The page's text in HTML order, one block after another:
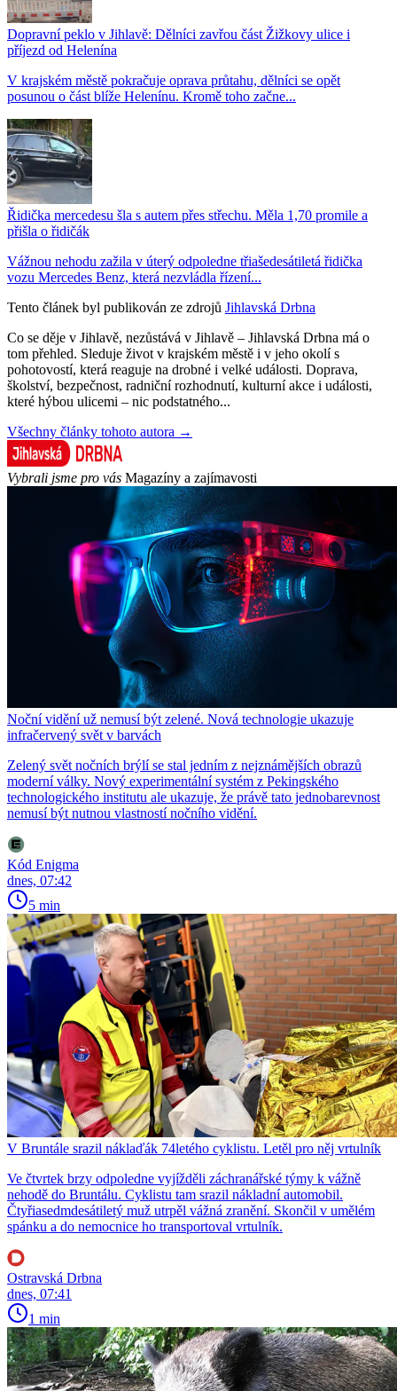
Dopravní peklo v Jihlavě: Dělníci zavřou část Žižkovy ulice i
příjezd od Helenína
V krajském městě pokračuje oprava průtahu, dělníci se opět
posunou o část blíže Helenínu. Kromě toho začne...
Řidička mercedesu šla s autem přes střechu. Měla 1,70 promile a
přišla o řidičák
Vážnou nehodu zažila v úterý odpoledne třiašedesátiletá řidička
vozu Mercedes Benz, která nezvládla řízení...
Tento článek byl publikován ze zdrojů Jihlavská Drbna
Co se děje v Jihlavě, nezůstává v Jihlavě – Jihlavská Drbna má o
tom přehled. Sleduje život v krajském městě i v jeho okolí s
pohotovostí, která reaguje na drobné i velké události. Doprava,
školství, bezpečnost, radniční rozhodnutí, kulturní akce i události,
které hýbou ulicemi – nic podstatného...
Všechny články tohoto autora →
Vybrali jsme pro vás Magazíny a zajímavosti
Noční vidění už nemusí být zelené. Nová technologie ukazuje
infračervený svět v barvách
Zelený svět nočních brýlí se stal jedním z nejznámějších obrazů
moderní války. Nový experimentální systém z Pekingského
technologického institutu ale ukazuje, že právě tato jednobarevnost
nemusí být nutnou vlastností nočního vidění.
Kód Enigma
dnes, 07:42
5 min
V Bruntále srazil náklaďák 74letého cyklistu. Letěl pro něj vrtulník
Ve čtvrtek brzy odpoledne vyjížděli záchranářské týmy k vážně
nehodě do Bruntálu. Cyklistu tam srazil nákladní automobil.
Čtyřiasedmdesátiletý muž utrpěl vážná zranění. Skončil v umělém
spánku a do nemocnice ho transportoval vrtulník.
Ostravská Drbna
dnes, 07:41
1 min